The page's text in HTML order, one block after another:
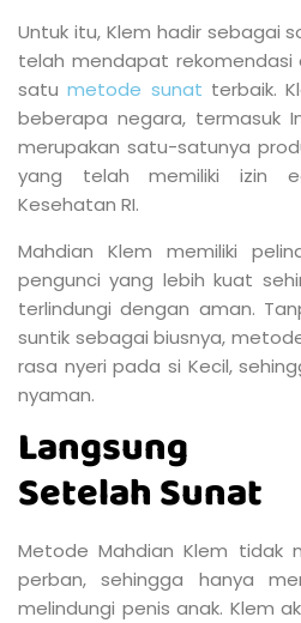
Untuk itu, Klem hadir sebagai
telah mendapat rekomendasi
satumetode sunat terbaik.
beberapa negara, termasuk
merupakan satu-satunya
yang telah memiliki izin
Kesehatan RI.
Mahdian Klem memiliki
pengunci yang lebih kuat
terlindungi dengan aman.
suntik sebagai biusnya,
rasa nyeri pada si Kecil,
nyaman.
Langsung
Setelah Sunat
Metode Mahdian Klem tidak
perban, sehingga hanya
melindungi penis anak. Klem